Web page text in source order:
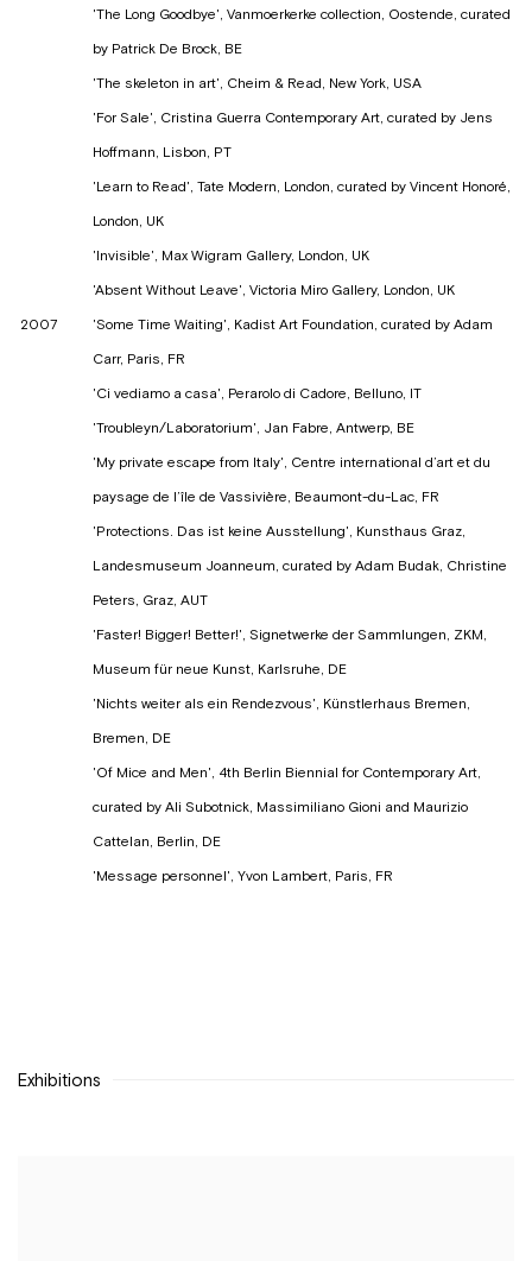
2007
'The Long Goodbye', Vanmoerkerke collection, Oostende, curated
by Patrick De Brock, BE
'The skeleton in art', Cheim & Read, New York, USA
'For Sale', Cristina Guerra Contemporary Art, curated by Jens
Hoffmann, Lisbon, PT
'Learn to Read', Tate Modern, London, curated by Vincent Honoré,
London, UK
'Invisible', Max Wigram Gallery, London, UK
'Absent Without Leave', Victoria Miro Gallery, London, UK
'Some Time Waiting', Kadist Art Foundation, curated by Adam
Carr, Paris, FR
'Ci vediamo a casa', Perarolo di Cadore, Belluno, IT
'Troubleyn/Laboratorium', Jan Fabre, Antwerp, BE
'My private escape from Italy', Centre international d’art et du
paysage de l’île de Vassivière, Beaumont-du-Lac, FR
'Protections. Das ist keine Ausstellung', Kunsthaus Graz,
Landesmuseum Joanneum, curated by Adam Budak, Christine
Peters, Graz, AUT
'Faster! Bigger! Better!', Signetwerke der Sammlungen, ZKM,
Museum für neue Kunst, Karlsruhe, DE
'Nichts weiter als ein Rendezvous', Künstlerhaus Bremen,
Bremen, DE
'Of Mice and Men', 4th Berlin Biennial for Contemporary Art,
curated by Ali Subotnick, Massimiliano Gioni and Maurizio
Cattelan, Berlin, DE
'Message personnel', Yvon Lambert, Paris, FR
Exhibitions